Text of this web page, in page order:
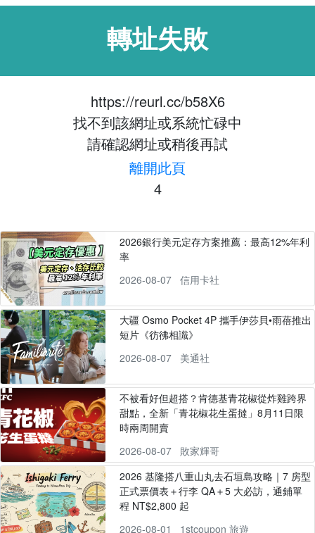
轉址失敗
https://reurl.cc/b58X6
找不到該網址或系統忙碌中
請確認網址或稍後再試
離開此頁
4
2026銀行美元定存方案推薦：最高12%年利
率
2026-08-07
信用卡社
大疆 Osmo Pocket 4P 攜手伊莎貝•雨蓓推出
短片《彷彿相識》
2026-08-07
美通社
不被看好但超搭？肯德基青花椒從炸雞跨界
甜點，全新「青花椒花生蛋撻」8月11日限
時兩周開賣
2026-08-07
敗家輝哥
2026 基隆搭八重山丸去石垣島攻略｜7 房型
正式票價表＋行李 QA＋5 大必訪，通鋪單
程 NT$2,800 起
2026-08-01
1stcoupon 旅遊